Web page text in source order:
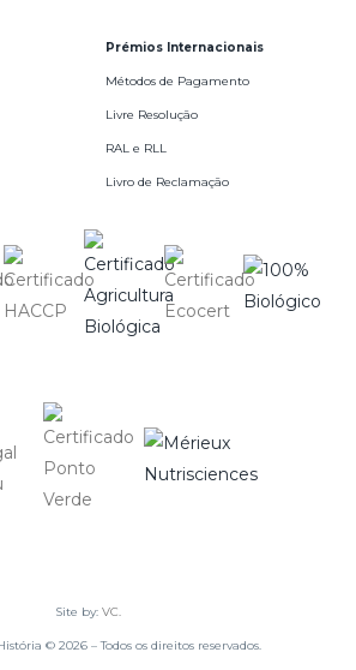
Prémios Internacionais
Métodos de Pagamento
Livre Resolução
RAL e RLL
Livro de Reclamação
© 2026 – Todos os direitos reservados.
Site by: VC.